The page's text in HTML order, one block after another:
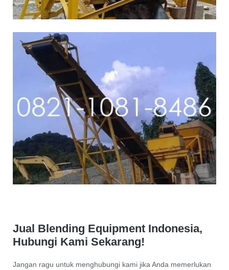
Jual Blending Equipment Indonesia,
Hubungi Kami Sekarang!
Jangan ragu untuk menghubungi kami jika Anda memerlukan